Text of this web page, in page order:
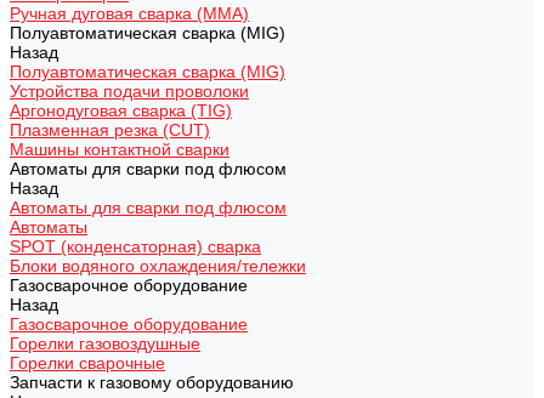
Ручная дуговая сварка (MMA)
Полуавтоматическая сварка (MIG)
Назад
Полуавтоматическая сварка (MIG)
Устройства подачи проволоки
Аргонодуговая сварка (TIG)
Плазменная резка (CUT)
Машины контактной сварки
Автоматы для сварки под флюсом
Назад
Автоматы для сварки под флюсом
Автоматы
SPOT (конденсаторная) сварка
Блоки водяного охлаждения/тележки
Газосварочное оборудование
Назад
Газосварочное оборудование
Горелки газовоздушные
Горелки сварочные
Запчасти к газовому оборудованию